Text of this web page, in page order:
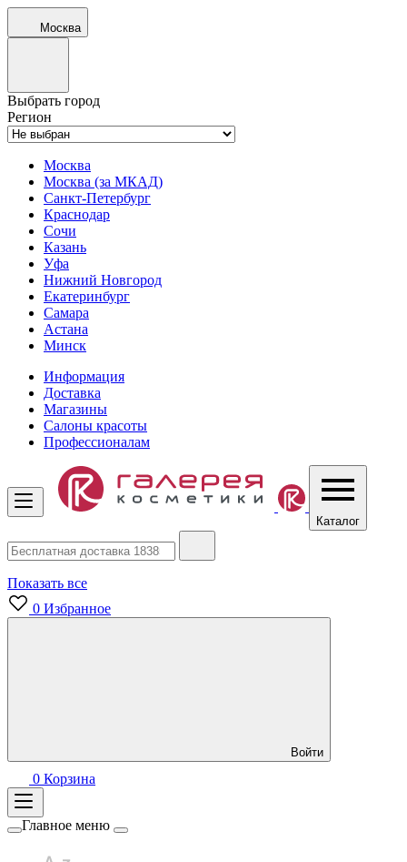
Москва
Выбрать город
Регион
Москва
Москва (за МКАД)
Санкт-Петербург
Краснодар
Сочи
Казань
Уфа
Нижний Новгород
Екатеринбург
Самара
Астана
Минск
Информация
Доставка
Магазины
Салоны красоты
Профессионалам
Каталог
Показать все
0 Избранное
Войти
0 Корзина
Главное меню